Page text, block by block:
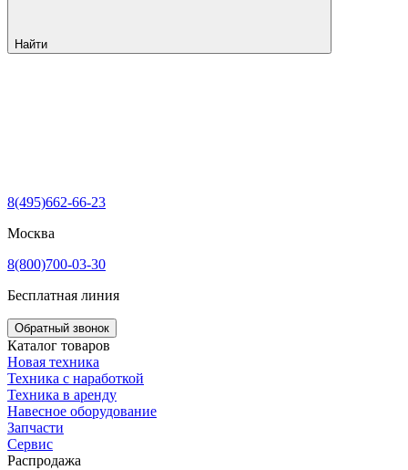
Найти
8(495)662-66-23
Москва
8(800)700-03-30
Бесплатная линия
Обратный звонок
Каталог товаров
Новая техника
Техника с наработкой
Техника в аренду
Навесное оборудование
Запчасти
Сервис
Распродажа